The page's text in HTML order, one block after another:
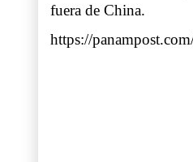
fuera de China.
https://